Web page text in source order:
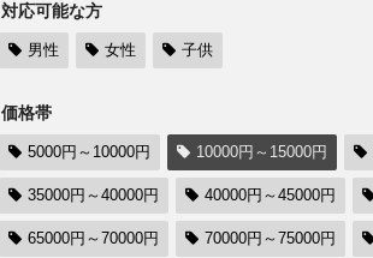
対応可能な方
男性 女性 子供
価格帯
5000円～10000円 10000円～15000円
35000円～40000円 40000円～45000円
65000円～70000円 70000円～75000円